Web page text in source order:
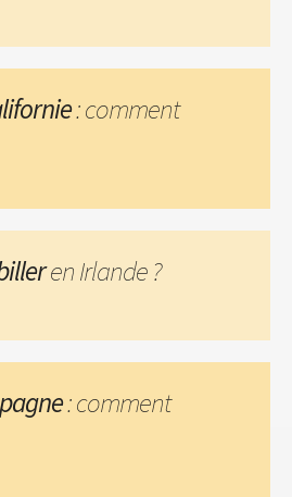
: comment
en Irlande ?
: comment